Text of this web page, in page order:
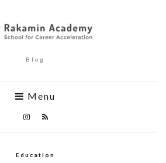
Blog
Menu
Education